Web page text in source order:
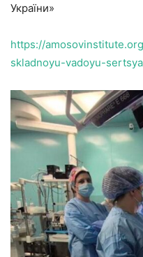
України»
https://
skladnoyu-vadoyu-